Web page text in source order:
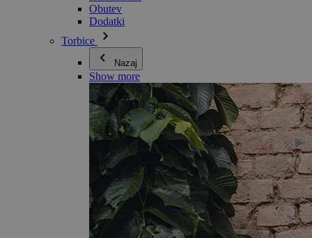
Obutev
Dodatki
Torbice
Nazaj
Show more